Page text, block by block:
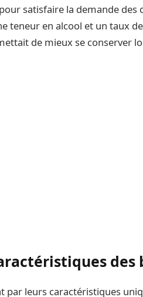
satisfaire la demande
teneur en alcool et un taux
de mieux se conserver
des
par leurs caractéristiques